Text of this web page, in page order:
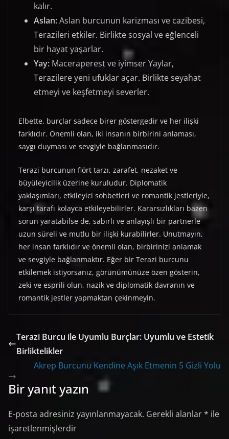
kalır.
Aslan:Aslan burcunun karizması ve cazibesi,
Terazileri etkiler. Birlikte sosyal ve eğlenceli
bir hayat yaşarlar.
Yay: Maceraperest ve iyimser Yaylar,
Terazilere yeni ufuklar açar. Birlikte seyahat
etmeyi ve keşfetmeyi severler.
Elbette, burçlar sadece birer göstergedir ve her ilişki
farklıdır. Önemli olan, iki insanın birbirini anlaması,
saygı duyması ve sevgiyle bağlanmasıdır.
Terazi burcunun flört tarzı, zarafet, nezaket ve
büyüleyicilik üzerine kuruludur. Diplomatik
yaklaşımları, etkileyici sohbetleri ve romantik jestleriyle,
karşı tarafı kolayca etkileyebilirler. Kararsızlıkları bazen
sorun yaratabilse de, sabırlı ve anlayışlı bir partnerle
uzun süreli ve mutlu bir ilişki kurabilirler. Unutmayın,
her insan farklıdır ve önemli olan, birbirinizi anlamak
ve sevgiyle bağlanmaktır. Eğer bir Terazi burcunu
etkilemek istiyorsanız, görünümünüze özen gösterin,
zeki ve esprili olun, nazik ve diplomatik davranın ve
romantik jestler yapmaktan çekinmeyin.
Terazi Burcu ile Uyumlu Burçlar: Uyumlu ve Estetik
Birliktelikler
Akrep Burcunu Kendine Aşık Etmenin 5 Gizli Yolu
Bir yanıt yazın
E-posta adresiniz yayınlanmayacak. Gerekli alanlar* ile
işaretlenmişlerdir